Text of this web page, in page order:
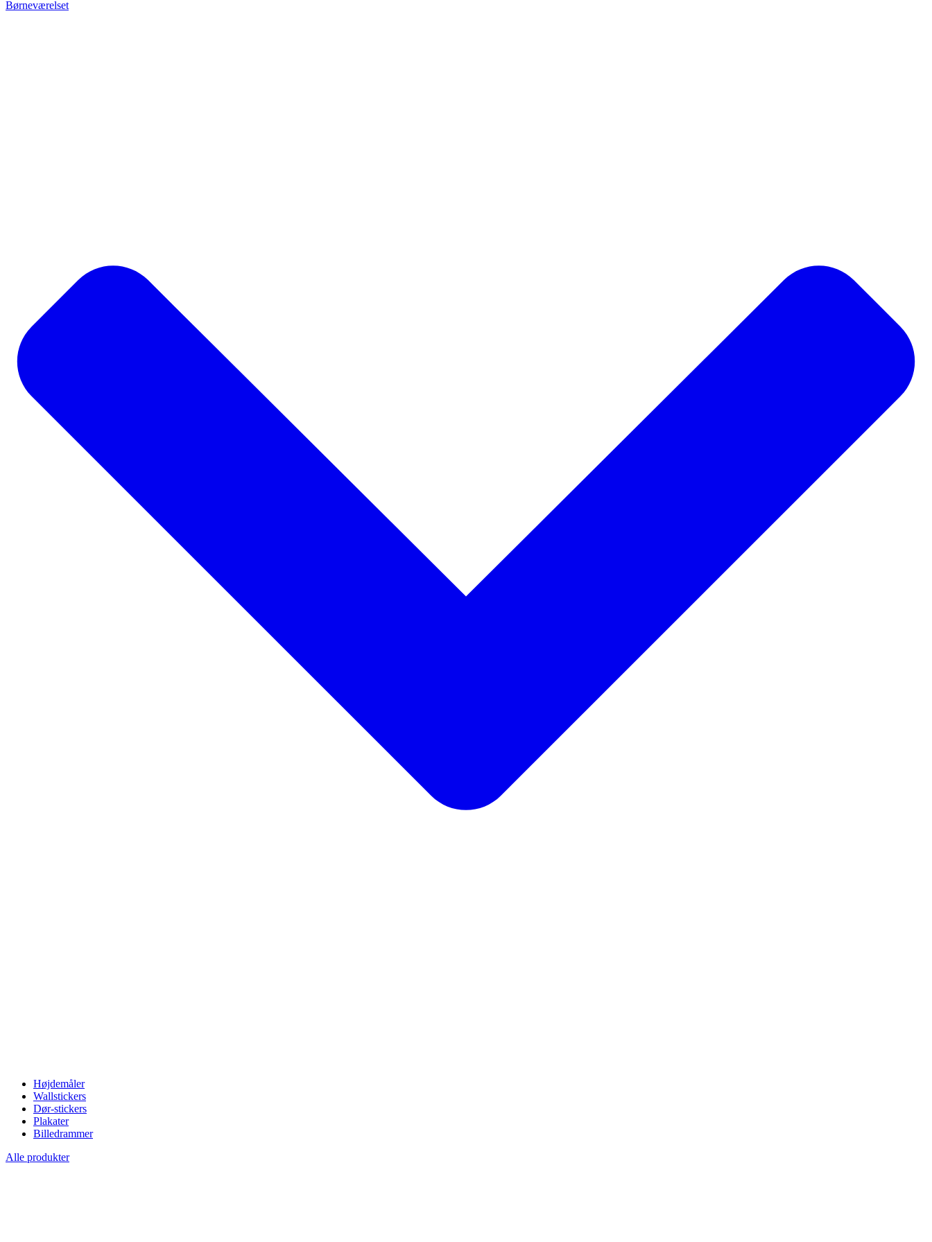
Børneværelset
Højdemåler
Wallstickers
Dør-stickers
Plakater
Billedrammer
Alle produkter